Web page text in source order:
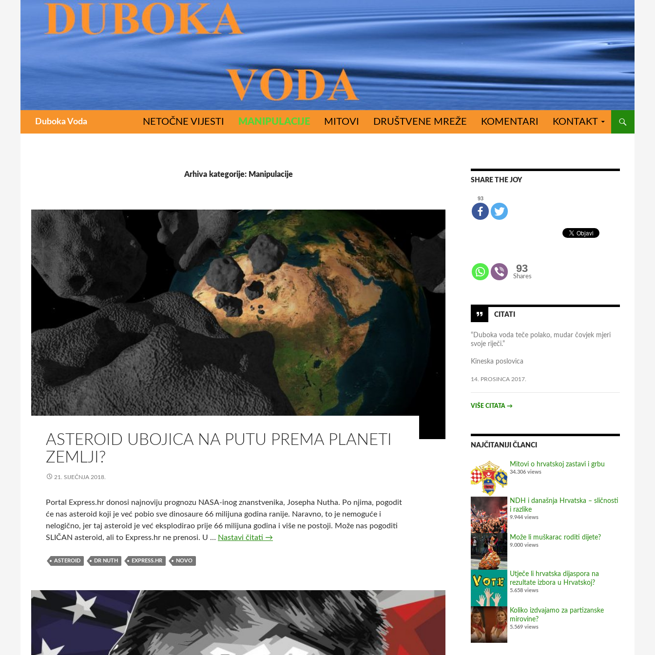
Duboka Voda SKOČI DO SADRŽAJA
NETOČNE VIJESTI MANIPULACIJE MITOVI DRUŠTVENE MREŽE KOMENTARI KONTAKT
Arhiva kategorije: Manipulacije
ASTEROID UBOJICA NA PUTU PREMA PLANETI
ZEMLJI?
21. SIJEČNJA 2018.
Portal Express.hr donosi najnoviju prognozu NASA-inog znanstvenika, Josepha Nutha. Po njima, pogodit
će nas asteroid koji je već pobio sve dinosaure 66 milijuna godina ranije. Naravno, to je nemoguće i
nelogično, jer taj asteroid je već eksplodirao prije 66 milijuna godina i više ne postoji. Može nas pogoditi
SLIČAN asteroid, ali to Express.hr ne prenosi. U … Nastavi čitati A
o
i
d
u
b
→
ASTEROID DR NUTH EXPRESS.HR NOVO
SHARE THE JOY
93
93
Shares
CITATI
“Duboka voda teče polako, mudar čovjek mjeri
svoje riječi.”
Kineska poslovica
14. PROSINCA 2017.
VIŠE CITATA →
NAJČITANIJI ČLANCI
Mitovi o hrvatskoj zastavi i grbu
34.306 views
NDH i današnja Hrvatska – sličnosti
i razlike
9.944 views
Može li muškarac roditi dijete?
9.000 views
Utječe li hrvatska dijaspora na
rezultate izbora u Hrvatskoj?
5.658 views
Koliko izdvajamo za partizanske
mirovine?
5.569 views